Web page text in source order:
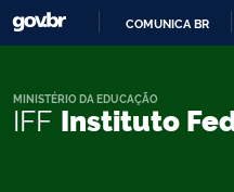
COMUNICA BR
IFF Instituto
MINISTÉRIO DA EDUCAÇÃO